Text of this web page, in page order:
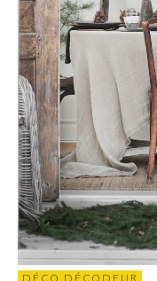
DÉCO DÉCODEUR